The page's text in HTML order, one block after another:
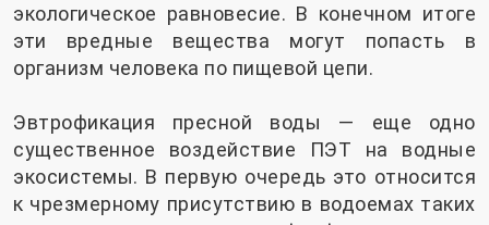
экологическое равновесие. В конечном итоге
эти вредные вещества могут попасть в
организм человека по пищевой цепи.
Эвтрофикация пресной воды — еще одно
существенное воздействие ПЭТ на водные
экосистемы. В первую очередь это относится
к чрезмерному присутствию в водоемах таких